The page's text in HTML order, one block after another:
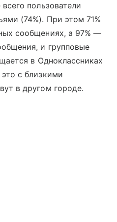
пользователи
(74%). При этом 71%
сообщениях, а 97% —
и групповые
в Одноклассниках
с близкими
в другом городе.